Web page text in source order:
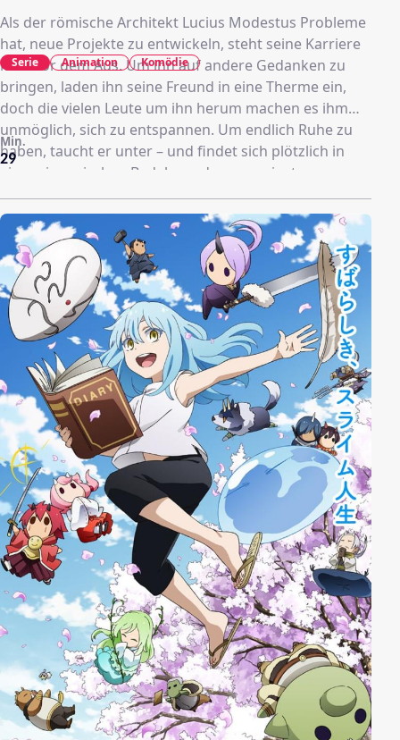
Als der römische Architekt Lucius Modestus Probleme
hat, neue Projekte zu entwickeln, steht seine Karriere
kurz vor dem Aus. Um ihn auf andere Gedanken zu
bringen, laden ihn seine Freund in eine Therme ein,
doch die vielen Leute um ihn herum machen es ihm
unmöglich, sich zu entspannen. Um endlich Ruhe zu
haben, taucht er unter – und findet sich plötzlich in
einem japanischen Badehaus des zwanzigsten
Jahrhunderts wieder! Und was er dort entdeckt,
fasziniert seinen Erfindergeist, sodass er sich bei
seiner Rückkehr sofort daran macht, Pläne zu
entwerfen, um die modernen Entwicklungen in seine
Zeit zu übertragen, was sich als schwieriger
herausstellt, als zunächst gedacht ...
29
Min.
Serie Animation Komödie